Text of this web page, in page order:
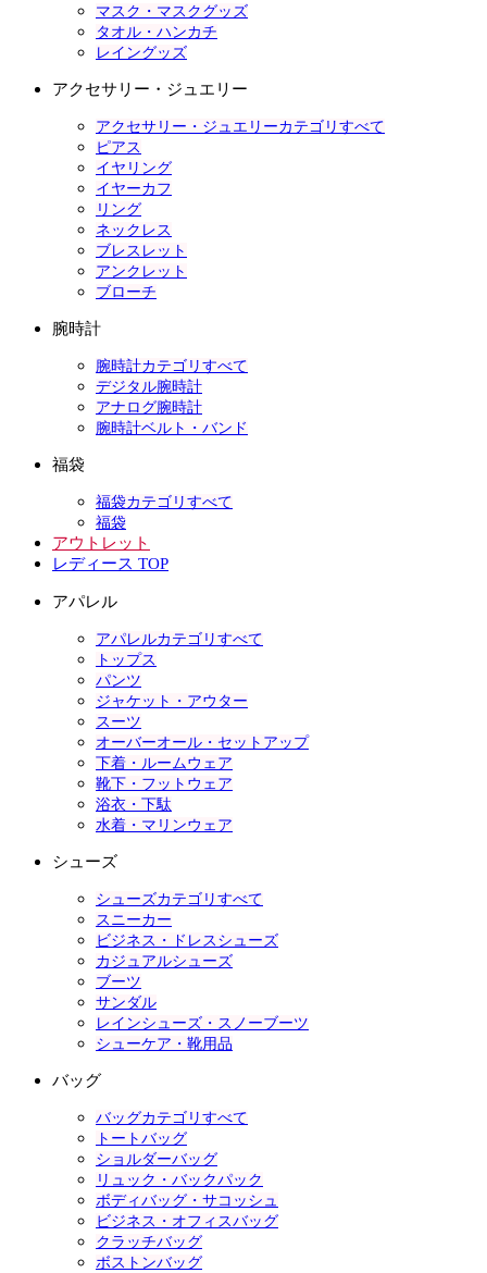
マスク・マスクグッズ
タオル・ハンカチ
レイングッズ
アクセサリー・ジュエリー
アクセサリー・ジュエリーカテゴリすべて
ピアス
イヤリング
イヤーカフ
リング
ネックレス
ブレスレット
アンクレット
ブローチ
腕時計
腕時計カテゴリすべて
デジタル腕時計
アナログ腕時計
腕時計ベルト・バンド
福袋
福袋カテゴリすべて
福袋
アウトレット
レディース TOP
アパレル
アパレルカテゴリすべて
トップス
パンツ
ジャケット・アウター
スーツ
オーバーオール・セットアップ
下着・ルームウェア
靴下・フットウェア
浴衣・下駄
水着・マリンウェア
シューズ
シューズカテゴリすべて
スニーカー
ビジネス・ドレスシューズ
カジュアルシューズ
ブーツ
サンダル
レインシューズ・スノーブーツ
シューケア・靴用品
バッグ
バッグカテゴリすべて
トートバッグ
ショルダーバッグ
リュック・バックパック
ボディバッグ・サコッシュ
ビジネス・オフィスバッグ
クラッチバッグ
ボストンバッグ